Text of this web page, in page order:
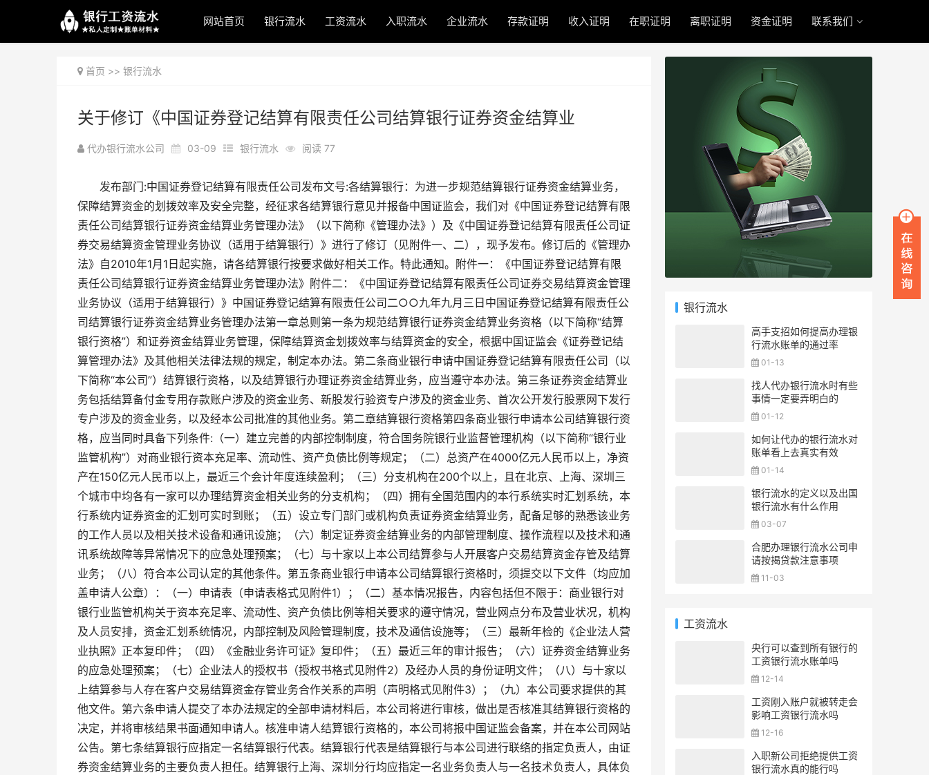
网站首页 银行流水 工资流水 入职流水 企业流水 存款证明 收入证明 在职证明 离职证明 资金证明 联系我们
首页 >> 银行流水
关于修订《中国证券登记结算有限责任公司结算银行证券资金结算业
代办银行流水公司 03-09 银行流水 阅读 77
发布部门:中国证券登记结算有限责任公司发布文号:各结算银行：为进一步规范结算银行证券资金结算业务，
保障结算资金的划拨效率及安全完整，经征求各结算银行意见并报备中国证监会，我们对《中国证券登记结算有限
责任公司结算银行证券资金结算业务管理办法》（以下简称《管理办法》）及《中国证券登记结算有限责任公司证
券交易结算资金管理业务协议（适用于结算银行）》进行了修订（见附件一、二），现予发布。修订后的《管理办
法》自2010年1月1日起实施，请各结算银行按要求做好相关工作。特此通知。附件一：《中国证券登记结算有限
责任公司结算银行证券资金结算业务管理办法》附件二：《中国证券登记结算有限责任公司证券交易结算资金管理
业务协议（适用于结算银行）》中国证券登记结算有限责任公司二○○九年九月三日中国证券登记结算有限责任公
司结算银行证券资金结算业务管理办法第一章总则第一条为规范结算银行证券资金结算业务资格（以下简称“结算
银行资格”）和证券资金结算业务管理，保障结算资金划拨效率与结算资金的安全，根据中国证监会《证券登记结
算管理办法》及其他相关法律法规的规定，制定本办法。第二条商业银行申请中国证券登记结算有限责任公司（以
下简称“本公司”）结算银行资格，以及结算银行办理证券资金结算业务，应当遵守本办法。第三条证券资金结算业
务包括结算备付金专用存款账户涉及的资金业务、新股发行验资专户涉及的资金业务、首次公开发行股票网下发行
专户涉及的资金业务，以及经本公司批准的其他业务。第二章结算银行资格第四条商业银行申请本公司结算银行资
格，应当同时具备下列条件:（一）建立完善的内部控制制度，符合国务院银行业监督管理机构（以下简称“银行业
监管机构”）对商业银行资本充足率、流动性、资产负债比例等规定；（二）总资产在4000亿元人民币以上，净资
产在150亿元人民币以上，最近三个会计年度连续盈利；（三）分支机构在200个以上，且在北京、上海、深圳三
个城市中均各有一家可以办理结算资金相关业务的分支机构；（四）拥有全国范围内的本行系统实时汇划系统，本
行系统内证券资金的汇划可实时到账；（五）设立专门部门或机构负责证券资金结算业务，配备足够的熟悉该业务
的工作人员以及相关技术设备和通讯设施；（六）制定证券资金结算业务的内部管理制度、操作流程以及技术和通
讯系统故障等异常情况下的应急处理预案；（七）与十家以上本公司结算参与人开展客户交易结算资金存管及结算
业务；（八）符合本公司认定的其他条件。第五条商业银行申请本公司结算银行资格时，须提交以下文件（均应加
盖申请人公章）：（一）申请表（申请表格式见附件1）；（二）基本情况报告，内容包括但不限于：商业银行对
银行业监管机构关于资本充足率、流动性、资产负债比例等相关要求的遵守情况，营业网点分布及营业状况，机构
及人员安排，资金汇划系统情况，内部控制及风险管理制度，技术及通信设施等；（三）最新年检的《企业法人营
业执照》正本复印件；（四）《金融业务许可证》复印件；（五）最近三年的审计报告；（六）证券资金结算业务
的应急处理预案；（七）企业法人的授权书（授权书格式见附件2）及经办人员的身份证明文件；（八）与十家以
上结算参与人存在客户交易结算资金存管业务合作关系的声明（声明格式见附件3）；（九）本公司要求提供的其
他文件。第六条申请人提交了本办法规定的全部申请材料后，本公司将进行审核，做出是否核准其结算银行资格的
决定，并将审核结果书面通知申请人。核准申请人结算银行资格的，本公司将报中国证监会备案，并在本公司网站
公告。第七条结算银行应指定一名结算银行代表。结算银行代表是结算银行与本公司进行联络的指定负责人，由证
券资金结算业务的主要负责人担任。结算银行上海、深圳分行均应指定一名业务负责人与一名技术负责人，具体负
银行流水
高手支招如何提高办理银
行流水账单的通过率
01-13
找人代办银行流水时有些
事情一定要弄明白的
01-12
如何让代办的银行流水对
账单看上去真实有效
01-14
银行流水的定义以及出国
银行流水有什么作用
03-07
合肥办理银行流水公司申
请按揭贷款注意事项
11-03
工资流水
央行可以查到所有银行的
工资银行流水账单吗
12-14
工资刚入账户就被转走会
影响工资银行流水吗
12-16
入职新公司拒绝提供工资
银行流水真的能行吗